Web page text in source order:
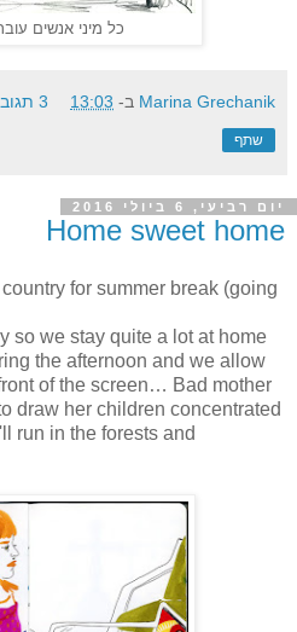
כל מיני אנשים
Marina Grechanik ב- 13:03 3 תגובות:
שתף
יום רביעי, 6 ביולי 2016
Home sweet home
for summer break (going
so we stay quite a lot at home
the afternoon and we allow
of the screen… Bad mother
draw her children concentrated
run in the forests and